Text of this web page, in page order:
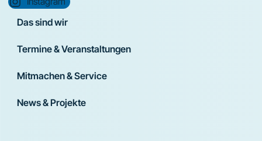
Das sind wir
Termine & Veranstaltungen
Mitmachen & Service
News & Projekte